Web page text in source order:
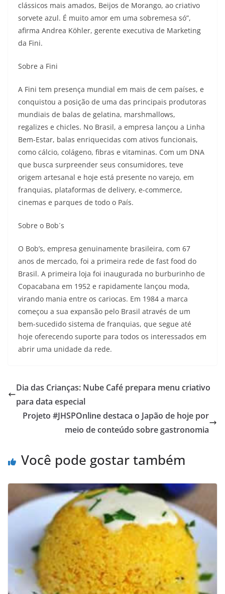
clássicos mais amados, Beijos de Morango, ao criativo
sorvete azul. É muito amor em uma sobremesa só”,
afirma Andrea Köhler, gerente executiva de Marketing
da Fini.
Sobre a Fini
A Fini tem presença mundial em mais de cem países, e
conquistou a posição de uma das principais produtoras
mundiais de balas de gelatina, marshmallows,
regalizes e chicles. No Brasil, a empresa lançou a Linha
Bem-Estar, balas enriquecidas com ativos funcionais,
como cálcio, colágeno, fibras e vitaminas. Com um DNA
que busca surpreender seus consumidores, teve
origem artesanal e hoje está presente no varejo, em
franquias, plataformas de delivery, e-commerce,
cinemas e parques de todo o País.
Sobre o Bob´s
O Bob’s, empresa genuinamente brasileira, com 67
anos de mercado, foi a primeira rede de fast food do
Brasil. A primeira loja foi inaugurada no burburinho de
Copacabana em 1952 e rapidamente lançou moda,
virando mania entre os cariocas. Em 1984 a marca
começou a sua expansão pelo Brasil através de um
bem-sucedido sistema de franquias, que segue até
hoje oferecendo suporte para todos os interessados em
abrir uma unidade da rede.
Dia das Crianças: Nube Café prepara menu criativo
para data especial
Projeto #JHSPOnline destaca o Japão de hoje por
meio de conteúdo sobre gastronomia
Você pode gostar também